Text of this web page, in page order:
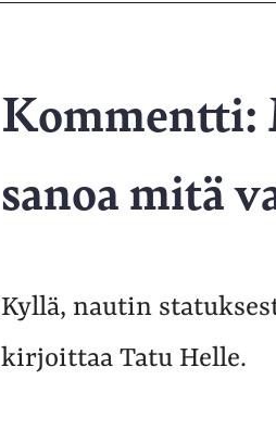
Kommentti:
sanoa mitä
Kyllä, nautin
kirjoittaa Tatu Helle.